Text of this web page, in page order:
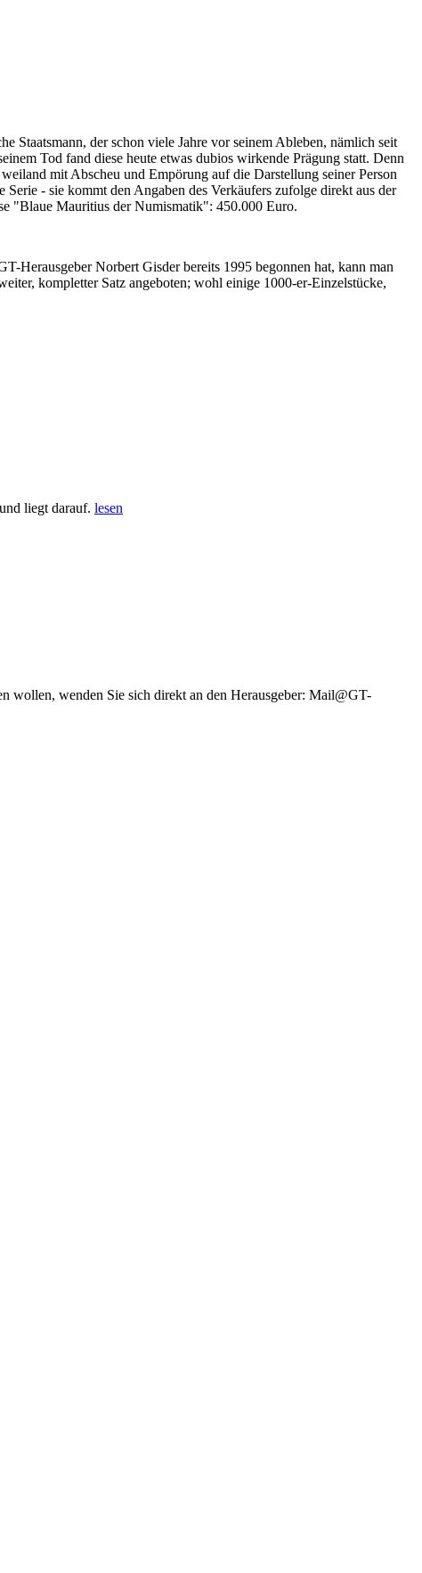
Staatsmann, der schon viele Jahre vor seinem Ableben, nämlich seit
Tod fand diese heute etwas dubios wirkende Prägung statt. Denn
mit Abscheu und Empörung auf die Darstellung seiner Person
- sie kommt den Angaben des Verkäufers zufolge direkt aus der
"Blaue Mauritius der Numismatik": 450.000 Euro.
Herausgeber Norbert Gisder bereits 1995 begonnen hat, kann man
kompletter Satz angeboten; wohl einige 1000-er-Einzelstücke,
liegt darauf. lesen
wollen, wenden Sie sich direkt an den Herausgeber: Mail@GT-